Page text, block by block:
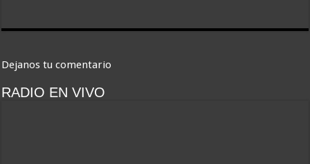
Dejanos tu comentario
RADIO EN VIVO